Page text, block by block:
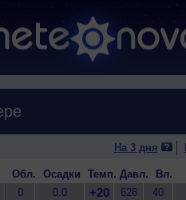
На 3 дня
Обл. Осадки Темп. Давл. Вл.
0 0.0 +20 626 40